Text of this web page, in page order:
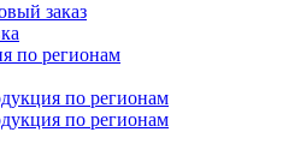
заказ
по регионам
по регионам
по регионам